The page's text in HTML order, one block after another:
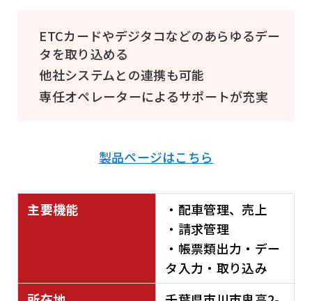
ETCカードやデジタコなどのあらゆるデー
タを取り込める
他社システムとの連携も可能
専任オペレーターによるサポートが充実
製品ページはこちら
主要機能
・配車管理、売上
・請求管理
・帳票類出力・デー
タ入力・取り込み